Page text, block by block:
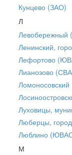
Кунцево (ЗАО)
Л
Ленинский,
Лефортово
Лианозово
Луховицы,
Люберцы,
Люблино
М